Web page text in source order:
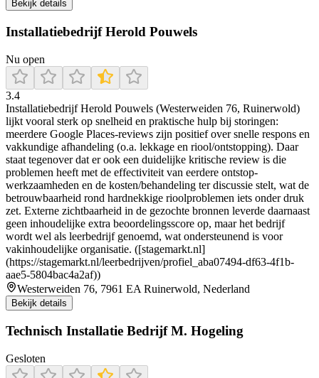
Bekijk details
Installatiebedrijf Herold Pouwels
Nu open
3.4
Installatiebedrijf Herold Pouwels (Westerweiden 76, Ruinerwold)
lijkt vooral sterk op snelheid en praktische hulp bij storingen:
meerdere Google Places-reviews zijn positief over snelle respons en
vakkundige afhandeling (o.a. lekkage en riool/ontstopping). Daar
staat tegenover dat er ook een duidelijke kritische review is die
problemen heeft met de effectiviteit van eerdere ontstop-
werkzaamheden en de kosten/behandeling ter discussie stelt, wat de
betrouwbaarheid rond hardnekkige rioolproblemen iets onder druk
zet. Externe zichtbaarheid in de gezochte bronnen leverde daarnaast
geen inhoudelijke extra beoordelingsscore op, maar het bedrijf
wordt wel als leerbedrijf genoemd, wat ondersteunend is voor
vakinhoudelijke organisatie. ([stagemarkt.nl]
(https://stagemarkt.nl/leerbedrijven/profiel_aba07494-df63-4f1b-
aae5-5804bac4a2af))
Westerweiden 76, 7961 EA Ruinerwold, Nederland
Bekijk details
Technisch Installatie Bedrijf M. Hogeling
Gesloten